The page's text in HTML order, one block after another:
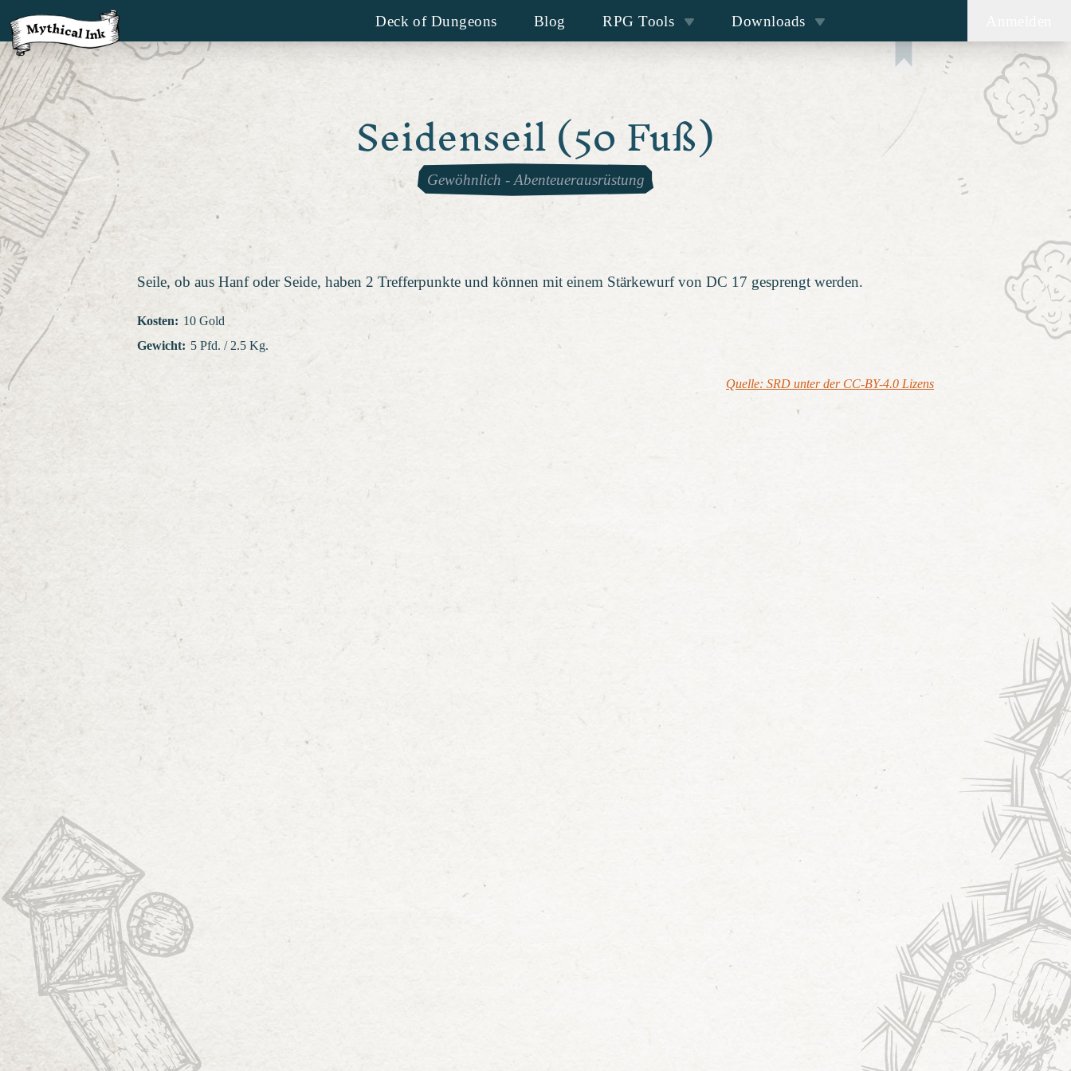
Deck of Dungeons Blog RPG Tools Downloads
Seidenseil (50 Fuß)
Gewöhnlich - Abenteuerausrüstung
Seile, ob aus Hanf oder Seide, haben 2 Trefferpunkte und können mit einem Stärkewurf von DC 17 gesprengt werden.
Kosten: 10 Gold
Gewicht: 5 Pfd. / 2.5 Kg.
Quelle: SRD unter der CC-BY-4.0 Lizens